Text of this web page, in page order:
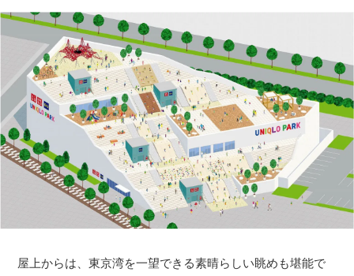
屋上からは、東京湾を一望できる素晴らしい眺めも堪能で